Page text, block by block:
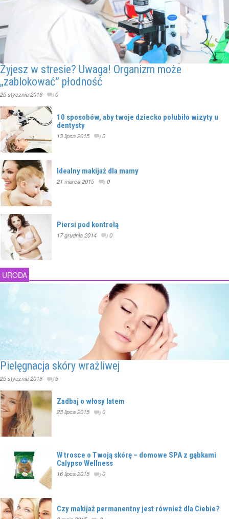
Żyjesz w stresie? Uwaga! Organizm może
„zablokować” płodność
25 stycznia 2016 0
10 sposobów, aby twoje dziecko polubiło wizyty u
dentysty
13 lipca 2015 0
Idealny makijaż dla mamy
21 marca 2015 0
Piersi pod kontrolą
17 grudnia 2014 0
URODA
Pielęgnacja skóry wrażliwej
25 stycznia 2016 5
Zadbaj o włosy latem
23 lipca 2015 0
W trosce o Twoją skórę – domowe SPA z gąbkami
Calypso Wellness
16 lipca 2015 0
Czy makijaż permanentny jest również dla Ciebie?